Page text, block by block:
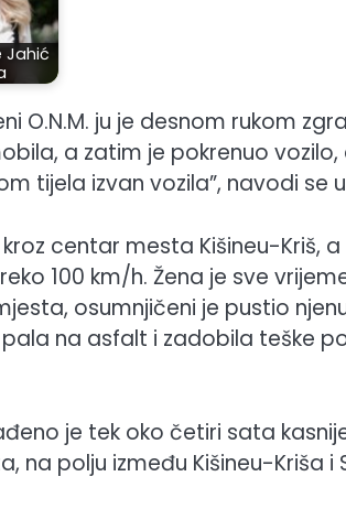
Jahić
O.N.M. ju je desnom rukom
a zatim je pokrenuo
tijela izvan vozila”, navodi se
centar mesta Kišineu-Kriš,
100 km/h. Žena je sve
osumnjičeni je pustio
na asfalt i zadobila teške
je tek oko četiri sata
na polju između Kišineu-Kriša i